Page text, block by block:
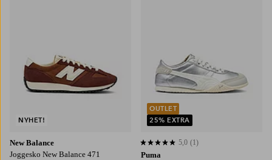
New Balance
Joggesko New Balance 471
NYHET!
Puma
5,0 basert på 1 karaktergivninger
5,0 (1)
OUTLET
25% EXTRA